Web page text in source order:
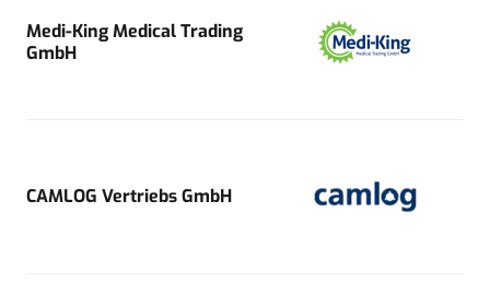
Medi-King Medical Trading
GmbH
CAMLOG Vertriebs GmbH